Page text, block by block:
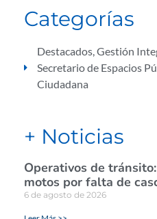
Categorías
Destacados,Gestión
Secretario de Espacios
Ciudadana
+ Noticias
Operativos de
motos por falta de
6 de agosto de 2026